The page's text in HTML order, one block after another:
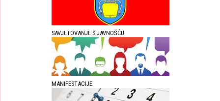
SAVJETOVANJE S JAVNOŠĆU
MANIFESTACIJE